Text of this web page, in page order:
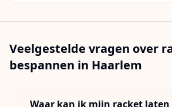
Veelgestelde vragen over
bespannen in Haarlem
Waar kan ik mijn racket laten